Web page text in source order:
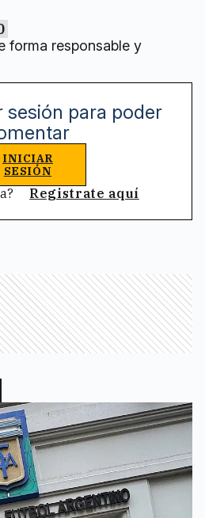
forma responsable y
sesión para poder
INICIAR
SESIÓN
Registrate aquí